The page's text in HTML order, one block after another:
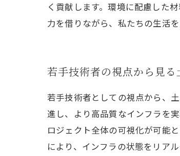
く貢献します。環境に配慮した
力を借りながら、私たちの生活
若手技術者の視点から見
若手技術者としての視点から、
進し、より高品質なインフラを
ロジェクト全体の可視化が可能
により、インフラの状態をリア